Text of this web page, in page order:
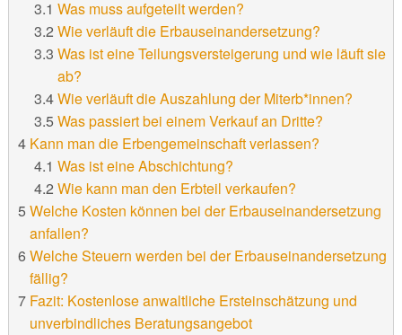
Was muss aufgeteilt werden?
Wie verläuft die Erbauseinandersetzung?
Was ist eine Teilungsversteigerung und wie läuft sie
ab?
Wie verläuft die Auszahlung der Miterb*innen?
Was passiert bei einem Verkauf an Dritte?
Kann man die Erbengemeinschaft verlassen?
Was ist eine Abschichtung?
Wie kann man den Erbteil verkaufen?
Welche Kosten können bei der Erbauseinandersetzung
anfallen?
Welche Steuern werden bei der Erbauseinandersetzung
fällig?
Fazit: Kostenlose anwaltliche Ersteinschätzung und
unverbindliches Beratungsangebot